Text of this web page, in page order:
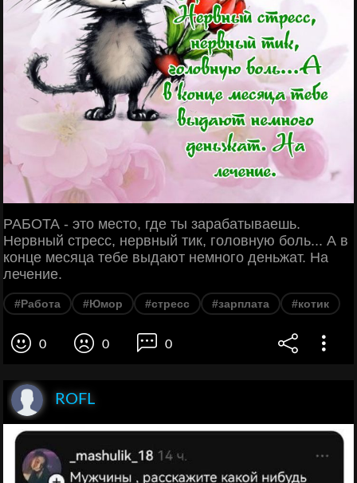
РАБОТА - это место, где ты зарабатываешь.
Нервный стресс, нервный тик, головную боль... А в
конце месяца тебе выдают немного деньжат. На
лечение.
#Работа #Юмор #стресс #зарплата #котик
0 0 0
ROFL